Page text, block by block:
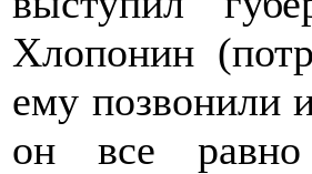
Хлопонин
ему позвонили
он все